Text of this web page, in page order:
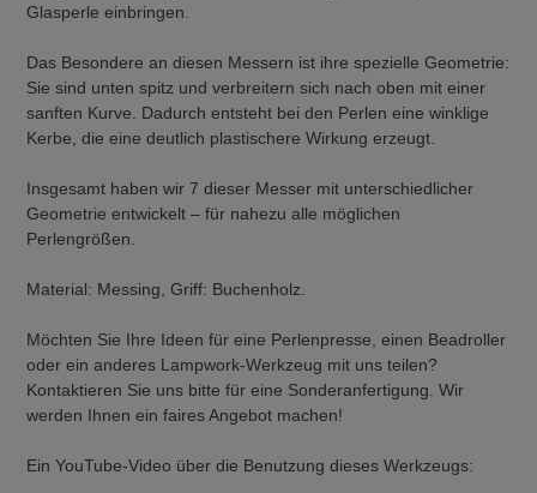
Glasperle einbringen.
Das Besondere an diesen Messern ist ihre spezielle Geometrie:
Sie sind unten spitz und verbreitern sich nach oben mit einer
sanften Kurve. Dadurch entsteht bei den Perlen eine winklige
Kerbe, die eine deutlich plastischere Wirkung erzeugt.
Insgesamt haben wir 7 dieser Messer mit unterschiedlicher
Geometrie entwickelt – für nahezu alle möglichen
Perlengrößen.
Material: Messing, Griff: Buchenholz.
Möchten Sie Ihre Ideen für eine Perlenpresse, einen Beadroller
oder ein anderes Lampwork-Werkzeug mit uns teilen?
Kontaktieren Sie uns bitte für eine Sonderanfertigung. Wir
werden Ihnen ein faires Angebot machen!
Ein YouTube-Video über die Benutzung dieses Werkzeugs: